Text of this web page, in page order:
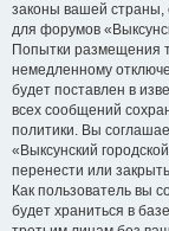
законы вашей страны,
для форумов
Попытки размещения
немедленному
будет поставлен в
всех сообщений
политики. Вы
«Выксунский
перенести или
Как пользователь вы
будет храниться в